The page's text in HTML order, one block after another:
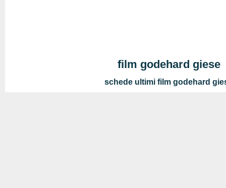
film godehard giese
schede ultimi film godehard